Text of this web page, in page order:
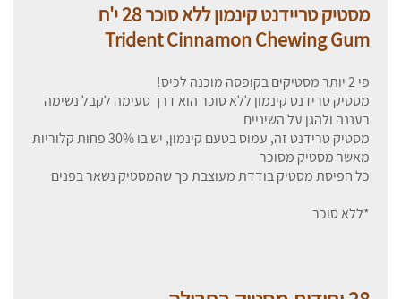
מסטיק טריידנט קינמון ללא סוכר 28 י'ח
Trident Cinnamon Chewing Gum
פי 2 יותר מסטיקים בקופסה מוכנה לכיס!
מסטיק טרידנט קינמון ללא סוכר הוא דרך טעימה לקבל נשימה
רעננה ולהגן על השיניים
מסטיק טרידנט זה, עמוס בטעם קינמון, יש בו 30% פחות קלוריות
מאשר מסטיק מסוכר
כל חפיסת מסטיק בודדת מעוצבת כך שהמסטיק נשאר בפנים
*ללא סוכר